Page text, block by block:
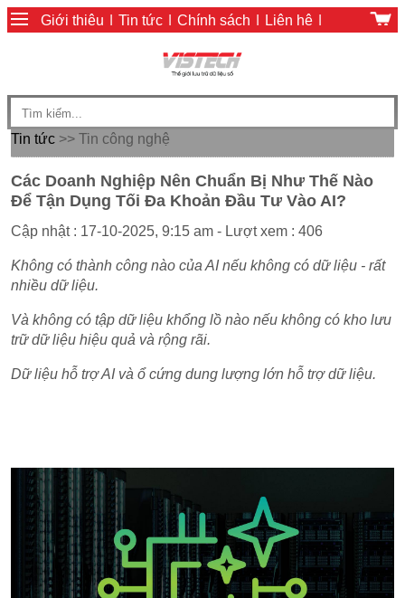
Giới thiệu Tin tức Chính sách Liên hệ
Giỏ hàng|Chính sách thanh toán
Tin tức >> Tin công nghệ
Các Doanh Nghiệp Nên Chuẩn Bị Như Thế Nào
Để Tận Dụng Tối Đa Khoản Đầu Tư Vào AI?
Cập nhật : 17-10-2025, 9:15 am - Lượt xem : 406
Không có thành công nào của AI nếu không có dữ liệu - rất
nhiều dữ liệu.
Và không có tập dữ liệu khổng lồ nào nếu không có kho lưu
trữ dữ liệu hiệu quả và rộng rãi.
Dữ liệu hỗ trợ AI và ổ cứng dung lượng lớn hỗ trợ dữ liệu.